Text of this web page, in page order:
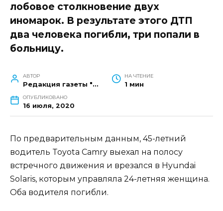
лобовое столкновение двух
иномарок. В результате этого ДТП
два человека погибли, три попали в
больницу.
АВТОР
Редакция газеты "Наш край"
НА ЧТЕНИЕ
1 мин
ОПУБЛИКОВАНО
16 июля, 2020
По предварительным данным, 45-летний
водитель Toyota Camry выехал на полосу
встречного движения и врезался в Hyundai
Solaris, которым управляла 24-летняя женщина.
Оба водителя погибли.